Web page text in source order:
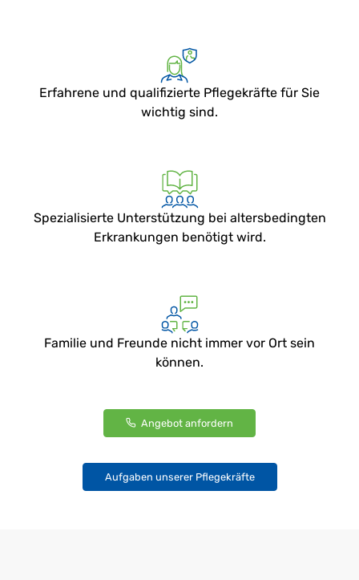
Erfahrene und qualifizierte Pflegekräfte für Sie
wichtig sind.
Spezialisierte Unterstützung bei altersbedingten
Erkrankungen benötigt wird.
Familie und Freunde nicht immer vor Ort sein
können.
Angebot anfordern
Aufgaben unserer Pflegekräfte